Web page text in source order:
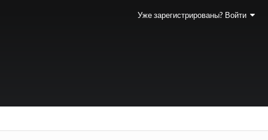
Уже зарегистрированы? Войти